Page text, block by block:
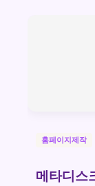
홈페이지제작
메타디스